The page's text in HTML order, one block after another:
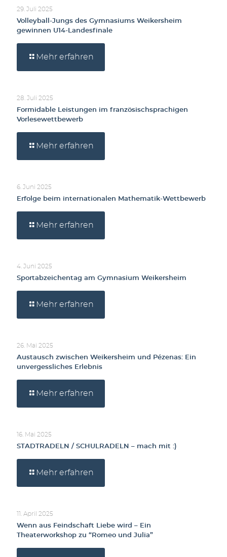
29. Juli 2025
Volleyball-Jungs des Gymnasiums Weikersheim
gewinnen U14-Landesfinale
Mehr erfahren
28. Juli 2025
Formidable Leistungen im französischsprachigen
Vorlesewettbewerb
Mehr erfahren
6. Juni 2025
Erfolge beim internationalen Mathematik-Wettbewerb
Mehr erfahren
4. Juni 2025
Sportabzeichentag am Gymnasium Weikersheim
Mehr erfahren
26. Mai 2025
Austausch zwischen Weikersheim und Pézenas: Ein
unvergessliches Erlebnis
Mehr erfahren
16. Mai 2025
STADTRADELN / SCHULRADELN – mach mit :)
Mehr erfahren
11. April 2025
Wenn aus Feindschaft Liebe wird – Ein
Theaterworkshop zu “Romeo und Julia”